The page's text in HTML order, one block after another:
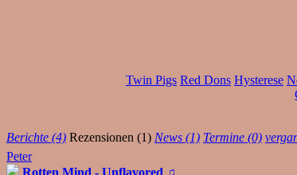
Twin Pigs Red Dons Hysterese
Berichte (4) Rezensionen (1) News (1) Termine (0)
Peter
Rotten Mind - Unflavored ♫